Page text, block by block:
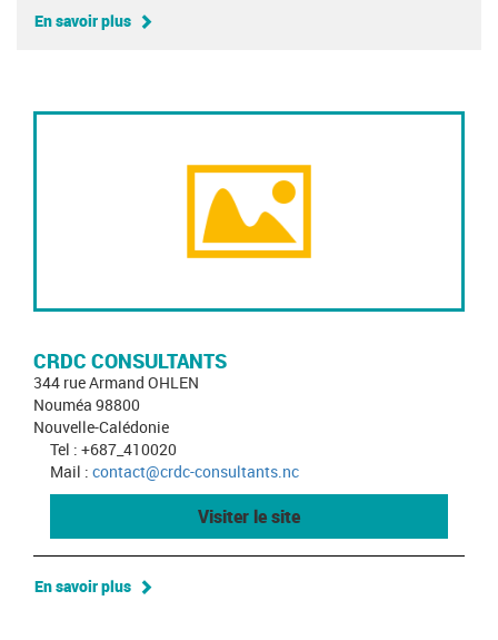
En savoir plus
CRDC CONSULTANTS
344 rue Armand OHLEN
Nouméa 98800
Nouvelle-Calédonie
Tel : +687_410020
Mail : contact@crdc-consultants.nc
Visiter le site
En savoir plus